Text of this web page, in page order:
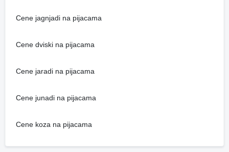
Cene jagnjadi na pijacama
Cene dviski na pijacama
Cene jaradi na pijacama
Cene junadi na pijacama
Cene koza na pijacama